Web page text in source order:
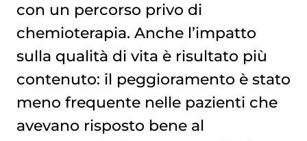
con un percorso privo di
chemioterapia. Anche l’impatto
sulla qualità di vita è risultato più
contenuto: il peggioramento è stato
meno frequente nelle pazienti che
avevano risposto bene al